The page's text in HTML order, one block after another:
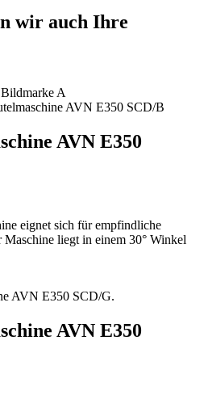
wir auch Ihre
AVN E350
eignet sich für empfindliche
liegt in einem 30° Winkel
AVN E350